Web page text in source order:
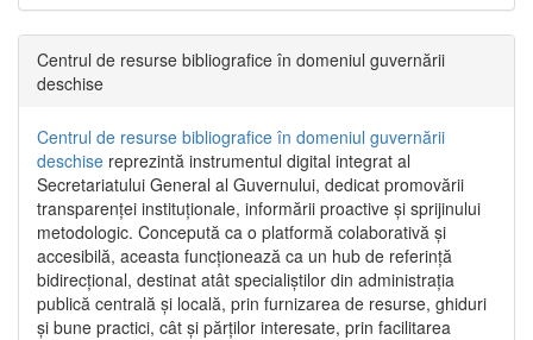
Centrul de resurse bibliografice în domeniul guvernării
deschise
Centrul de resurse bibliografice în domeniul guvernării
deschise reprezintă instrumentul digital integrat al
Secretariatului General al Guvernului, dedicat promovării
transparenței instituționale, informării proactive și sprijinului
metodologic. Concepută ca o platformă colaborativă și
accesibilă, aceasta funcționează ca un hub de referință
bidirecțional, destinat atât specialiștilor din administrația
publică centrală și locală, prin furnizarea de resurse, ghiduri
și bune practici, cât și părților interesate, prin facilitarea